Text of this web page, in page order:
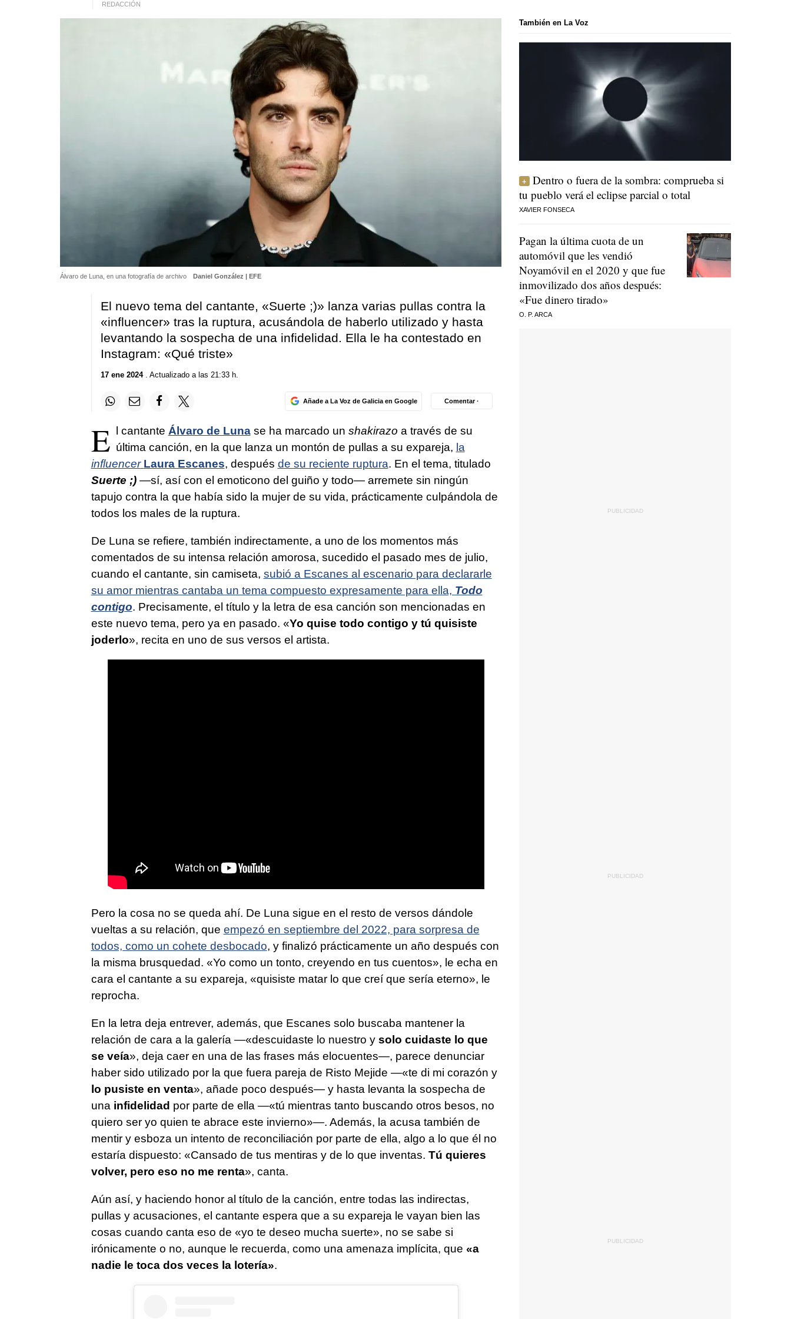
REDACCIÓN
Álvaro de Luna, en una fotografía de archivo Daniel González | EFE
El nuevo tema del cantante, «Suerte ;)» lanza varias pullas contra la
«influencer» tras la ruptura, acusándola de haberlo utilizado y hasta
levantando la sospecha de una infidelidad. Ella le ha contestado en
Instagram: «Qué triste»
17 ene 2024. Actualizado a las 21:33 h.
Añade a La Voz de Galicia en Google Comentar ·
E l cantante Álvaro de Lunase ha marcado un shakirazo a través de su
última canción, en la que lanza un montón de pullas a su expareja, la
influencer Laura Escanes, después de su reciente ruptura. En el tema, titulado
Suerte ;) —sí, así con el emoticono del guiño y todo— arremete sin ningún
tapujo contra la que había sido la mujer de su vida, prácticamente culpándola de
todos los males de la ruptura.
De Luna se refiere, también indirectamente, a uno de los momentos más
comentados de su intensa relación amorosa, sucedido el pasado mes de julio,
cuando el cantante, sin camiseta, subió a Escanes al escenario para declararle
su amor mientras cantaba un tema compuesto expresamente para ella, Todo
contigo. Precisamente, el título y la letra de esa canción son mencionadas en
este nuevo tema, pero ya en pasado. «Yo quise todo contigo y tú quisiste
joderlo», recita en uno de sus versos el artista.
Pero la cosa no se queda ahí. De Luna sigue en el resto de versos dándole
vueltas a su relación, que empezó en septiembre del 2022, para sorpresa de
todos, como un cohete desbocado, y finalizó prácticamente un año después con
la misma brusquedad. «Yo como un tonto, creyendo en tus cuentos», le echa en
cara el cantante a su expareja, «quisiste matar lo que creí que sería eterno», le
reprocha.
En la letra deja entrever, además, que Escanes solo buscaba mantener la
relación de cara a la galería —«descuidaste lo nuestro y solo cuidaste lo que
se veía», deja caer en una de las frases más elocuentes—, parece denunciar
haber sido utilizado por la que fuera pareja de Risto Mejide —«te di mi corazón y
lo pusiste en venta», añade poco después— y hasta levanta la sospecha de
una infidelidad por parte de ella —«tú mientras tanto buscando otros besos, no
quiero ser yo quien te abrace este invierno»—. Además, la acusa también de
mentir y esboza un intento de reconciliación por parte de ella, algo a lo que él no
estaría dispuesto: «Cansado de tus mentiras y de lo que inventas. Tú quieres
volver, pero eso no me renta», canta.
Aún así, y haciendo honor al título de la canción, entre todas las indirectas,
pullas y acusaciones, el cantante espera que a su expareja le vayan bien las
cosas cuando canta eso de «yo te deseo mucha suerte», no se sabe si
irónicamente o no, aunque le recuerda, como una amenaza implícita, que «a
nadie le toca dos veces la lotería».
También en La Voz
Dentro o fuera de la sombra: comprueba si
tu pueblo verá el eclipse parcial o total
XAVIER FONSECA
Pagan la última cuota de un
automóvil que les vendió
Noyamóvil en el 2020 y que fue
inmovilizado dos años después:
«Fue dinero tirado»
O. P. ARCA